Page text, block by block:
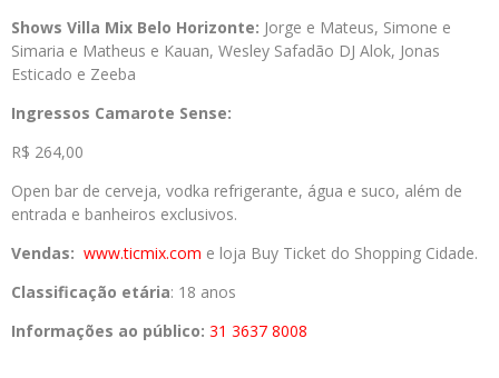
Shows Villa Mix Belo Horizonte: Jorge e Mateus, Simone e
Simaria e Matheus e Kauan, Wesley Safadão DJ Alok, Jonas
Esticado e Zeeba
Ingressos Camarote Sense:
R$ 264,00
Open bar de cerveja, vodka refrigerante, água e suco, além de
entrada e banheiros exclusivos.
Vendas: www.ticmix.com e loja Buy Ticket do Shopping Cidade.
Classificação etária: 18 anos
Informações ao público: 31 3637 8008